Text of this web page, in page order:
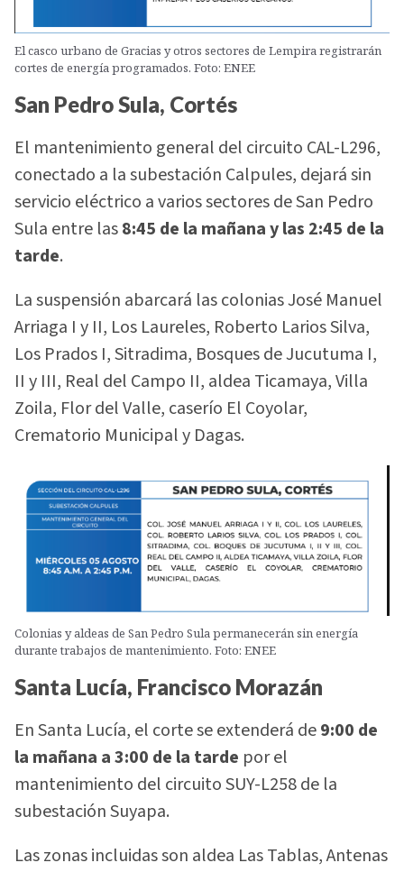
El casco urbano de Gracias y otros sectores de Lempira registrarán
cortes de energía programados. Foto: ENEE
San Pedro Sula, Cortés
El mantenimiento general del circuito CAL-L296,
conectado a la subestación Calpules, dejará sin
servicio eléctrico a varios sectores de San Pedro
Sula entre las8:45 de la mañana y las 2:45 de la
tarde.
La suspensión abarcará las colonias José Manuel
Arriaga I y II, Los Laureles, Roberto Larios Silva,
Los Prados I, Sitradima, Bosques de Jucutuma I,
II y III, Real del Campo II, aldea Ticamaya, Villa
Zoila, Flor del Valle, caserío El Coyolar,
Crematorio Municipal y Dagas.
Colonias y aldeas de San Pedro Sula permanecerán sin energía
durante trabajos de mantenimiento. Foto: ENEE
Santa Lucía, Francisco Morazán
En Santa Lucía, el corte se extenderá de9:00 de
la mañana a 3:00 de la tarde por el
mantenimiento del circuito SUY-L258 de la
subestación Suyapa.
Las zonas incluidas son aldea Las Tablas, Antenas